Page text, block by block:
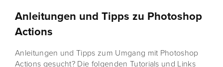
Anleitungen und Tipps zu Photoshop
Actions
Anleitungen und Tipps zum Umgang mit Photoshop
Actions gesucht? Die folgenden Tutorials und Links